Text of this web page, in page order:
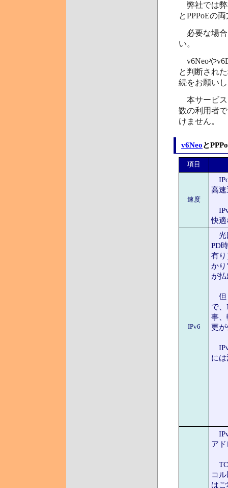
弊社では弊
とPPPoEの
必要な場合
い。
v6Neoや
と判断され
続をお願い
本サービス
数の利用者
けません。
v6Neoと
項目
速度
高速
快適
IPv6
光
PD
有り
かり
が
但
で
事、
更が
に
ア
コ
は